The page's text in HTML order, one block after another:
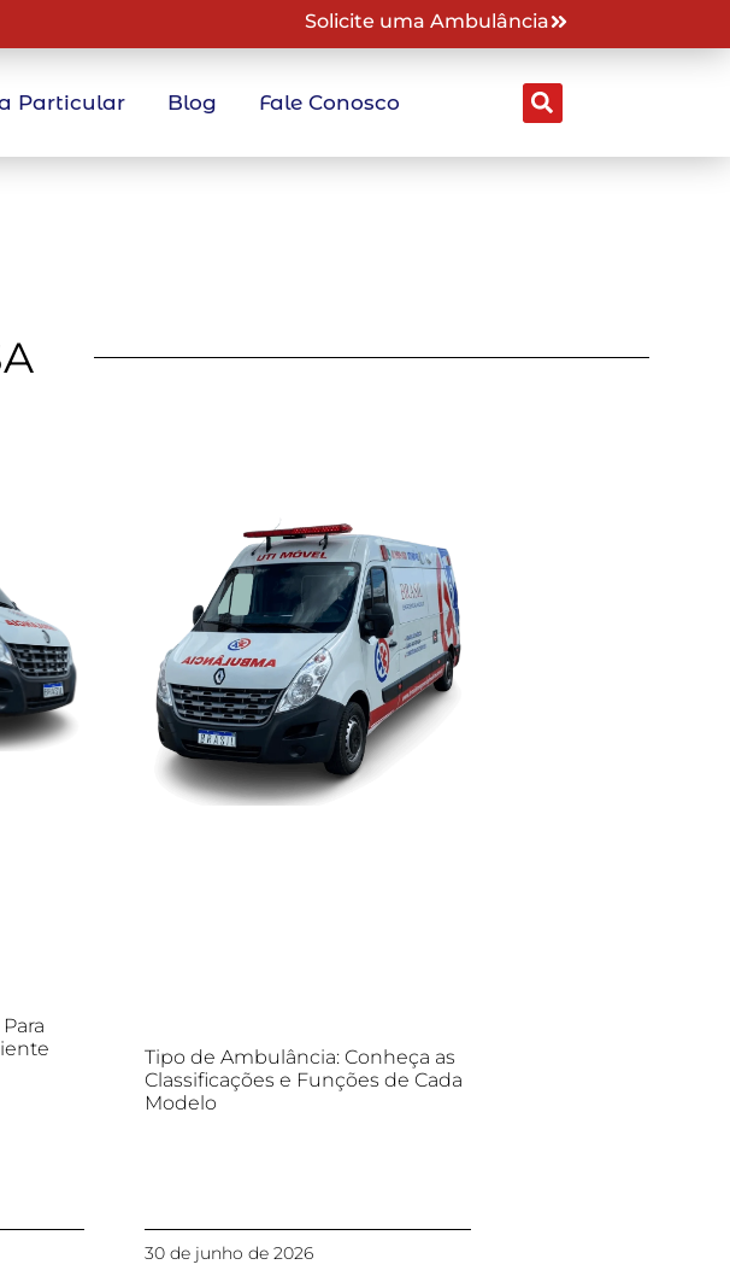
Solicite uma Ambulância
Particular Blog Fale Conosco
Tipo de Ambulância: Conheça as
Classificações e Funções de Cada
Modelo
30 de junho de 2026